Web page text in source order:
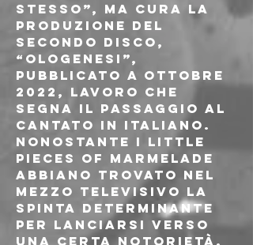
stesso”, ma cura la
produzione del
secondo disco,
“Ologenesi”,
pubblicato a ottobre
2022, lavoro che
segna il passaggio al
cantato in italiano.
Nonostante i Little
Pieces Of Marmelade
abbiano trovato nel
mezzo televisivo la
spinta determinante
per lanciarsi verso
una certa notorietà,